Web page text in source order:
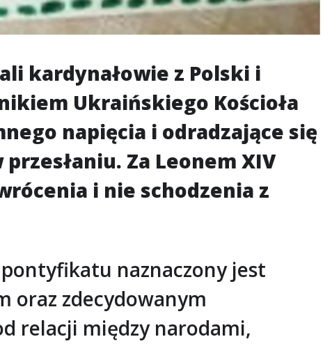
kardynałowie z Polski i
Ukraińskiego Kościoła
napięcia i odradzające się
Za Leonem XIV
i nie schodzenia z
naznaczony jest
oraz zdecydowanym
relacji między narodami,